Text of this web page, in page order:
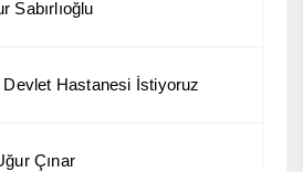
Sabırlıoğlu
Devlet Hastanesi İstiyoruz
Çınar